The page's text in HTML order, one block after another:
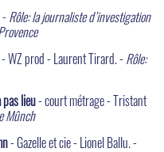
- Rôle: la journaliste d’investigation
- WZ prod - Laurent Tirard. - Rôle:
pas lieu- court métrage - Tristant
Mûnch
- Gazelle et cie - Lionel Ballu. -